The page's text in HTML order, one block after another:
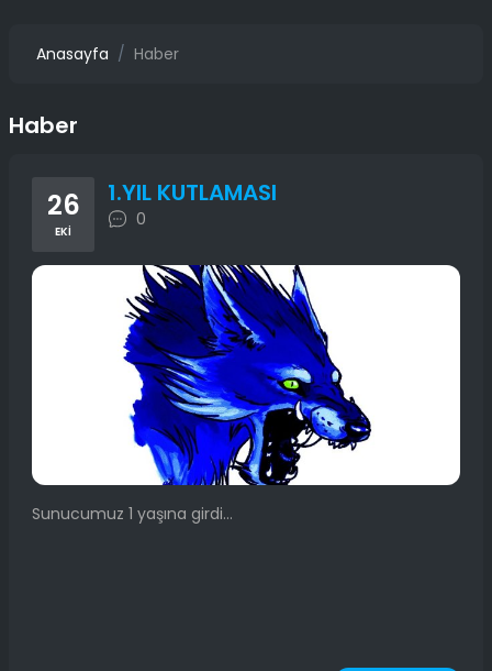
Anasayfa Haber
Haber
26
EKI
1.YIL KUTLAMASI
0
Sunucumuz 1 yaşına girdi...